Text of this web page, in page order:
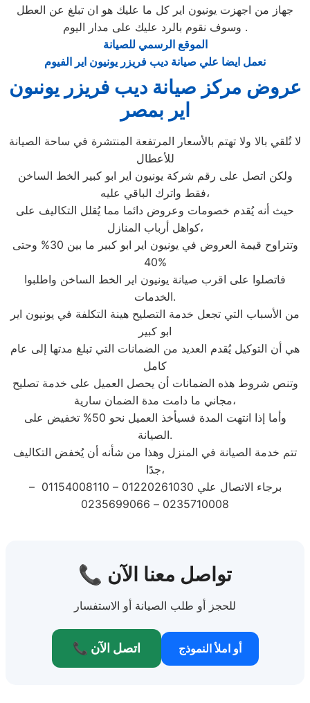
جهاز من اجهزت يونيون اير كل ما عليك هو ان تبلغ عن العطل
وسوف نقوم بالرد عليك على مدار اليوم .
الموقع الرسمي للصيانة
نعمل ايضا علي صيانة ديب فريزر يونيون اير الفيوم
عروض مركز صيانة ديب فريزر يونىون
اير بمصر
لا تُلقي بالا ولا تهتم بالأسعار المرتفعة المنتشرة في ساحة الصيانة
للأعطال
ولكن اتصل على رقم شركة يونيون اير ابو كبير الخط الساخن
فقط واترك الباقي عليه،
حيث أنه يُقدم خصومات وعروض دائما مما يُقلل التكاليف على
كواهل أرباب المنازل،
وتتراوح قيمة العروض في يونيون اير ابو كبير ما بين 30% وحتى
40%
فاتصلوا على اقرب صيانة يونيون اير الخط الساخن واطلبوا
الخدمات.
من الأسباب التي تجعل خدمة التصليح هينة التكلفة في يونيون اير
ابو كبير
هي أن التوكيل يُقدم العديد من الضمانات التي تبلغ مدتها إلى عام
كامل
وتنص شروط هذه الضمانات أن يحصل العميل على خدمة تصليح
مجاني ما دامت مدة الضمان سارية،
وأما إذا انتهت المدة فسيأخذ العميل نحو 50% تخفيض على
الصيانة.
تتم خدمة الصيانة في المنزل وهذا من شأنه أن يُخفض التكاليف
جدًا،
برجاء الاتصال علي 01220261030 – 01154008110 –
0235710008 – 0235699066
📞 تواصل معنا الآن
للحجز أو طلب الصيانة أو الاستفسار
📞 اتصل الآن أو املأ النموذج